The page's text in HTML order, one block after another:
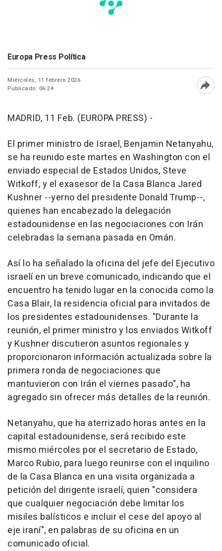
Europa Press Política
Miércoles, 11 febrero 2026
Publicado: 06:24
MADRID, 11 Feb. (EUROPA PRESS) -
El primer ministro de Israel, Benjamin Netanyahu,
se ha reunido este martes en Washington con el
enviado especial de Estados Unidos, Steve
Witkoff, y el exasesor de la Casa Blanca Jared
Kushner --yerno del presidente Donald Trump--,
quienes han encabezado la delegación
estadounidense en las negociaciones con Irán
celebradas la semana pasada en Omán.
Así lo ha señalado la oficina del jefe del Ejecutivo
israelí en un breve comunicado, indicando que el
encuentro ha tenido lugar en la conocida como la
Casa Blair, la residencia oficial para invitados de
los presidentes estadounidenses. "Durante la
reunión, el primer ministro y los enviados Witkoff
y Kushner discutieron asuntos regionales y
proporcionaron información actualizada sobre la
primera ronda de negociaciones que
mantuvieron con Irán el viernes pasado", ha
agregado sin ofrecer más detalles de la reunión.
Netanyahu, que ha aterrizado horas antes en la
capital estadounidense, será recibido este
mismo miércoles por el secretario de Estado,
Marco Rubio, para luego reunirse con el inquilino
de la Casa Blanca en una visita organizada a
petición del dirigente israelí, quien "considera
que cualquier negociación debe limitar los
misiles balísticos e incluir el cese del apoyo al
eje iraní", en palabras de su oficina en un
comunicado oficial.